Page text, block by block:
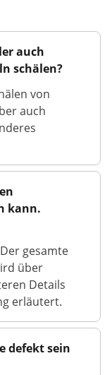
auch
schälen?
von
auch
kann.
gesamte
über
Details
erläutert.
defekt sein